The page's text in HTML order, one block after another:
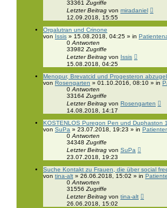
33361Zugriffe
Letzter Beitrag von miradaniel
12.09.2018, 15:55
Orgalutran und Crinone
von Issis » 15.08.2018, 04:25 » in
0Antworten
33982Zugriffe
Letzter Beitrag von Issis
15.08.2018, 04:25
Menopur, Brevatcid und Progesteron
von Rosengarten » 01.10.2016, 08:10 » in
0Antworten
33164Zugriffe
Letzter Beitrag von Rosengarten
14.08.2018, 14:17
KOSTENLOS Puregon Pen und Duphaston
von SuPa » 23.07.2018, 19:23 » in
0Antworten
34348Zugriffe
Letzter Beitrag von SuPa
23.07.2018, 19:23
Suche Kontakt zu Frauen, die über social
von tina-alt » 26.06.2018, 15:02 » in
0Antworten
31556Zugriffe
Letzter Beitrag von tina-alt
26.06.2018, 15:02